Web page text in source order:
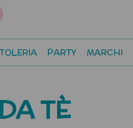
PARTY MARCHI
TÈ